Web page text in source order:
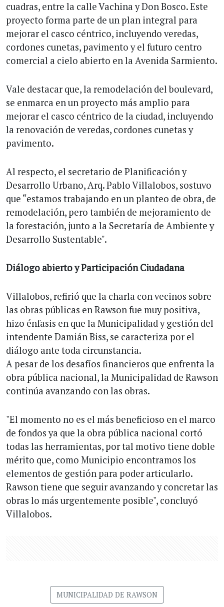
cuadras, entre la calle Vachina y Don Bosco. Este
proyecto forma parte de un plan integral para
mejorar el casco céntrico, incluyendo veredas,
cordones cunetas, pavimento y el futuro centro
comercial a cielo abierto en la Avenida Sarmiento.
Vale destacar que, la remodelación del boulevard,
se enmarca en un proyecto más amplio para
mejorar el casco céntrico de la ciudad, incluyendo
la renovación de veredas, cordones cunetas y
pavimento.
Al respecto, el secretario de Planificación y
Desarrollo Urbano, Arq. Pablo Villalobos, sostuvo
que “estamos trabajando en un planteo de obra, de
remodelación, pero también de mejoramiento de
la forestación, junto a la Secretaría de Ambiente y
Desarrollo Sustentable".
Diálogo abierto y Participación Ciudadana
Villalobos, refirió que la charla con vecinos sobre
las obras públicas en Rawson fue muy positiva,
hizo énfasis en que la Municipalidad y gestión del
intendente Damián Biss, se caracteriza por el
diálogo ante toda circunstancia.
A pesar de los desafíos financieros que enfrenta la
obra pública nacional, la Municipalidad de Rawson
continúa avanzando con las obras.
"El momento no es el más beneficioso en el marco
de fondos ya que la obra pública nacional cortó
todas las herramientas, por tal motivo tiene doble
mérito que, como Municipio encontramos los
elementos de gestión para poder articularlo.
Rawson tiene que seguir avanzando y concretar las
obras lo más urgentemente posible", concluyó
Villalobos.
MUNICIPALIDAD DE RAWSON